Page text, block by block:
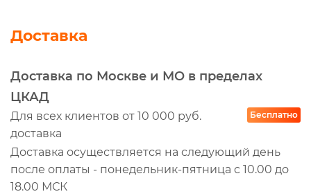
Доставка
Доставка по Москве и МО в пределах
ЦКАД
Для всех клиентов от 10 000 руб.
доставка
Бесплатно
Доставка осуществляется на следующий день
после оплаты - понедельник-пятница с 10.00 до
18.00 МСК